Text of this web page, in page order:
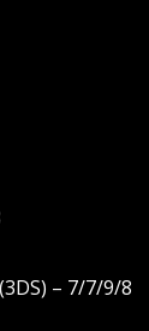
(3DS) – 7/7/9/8